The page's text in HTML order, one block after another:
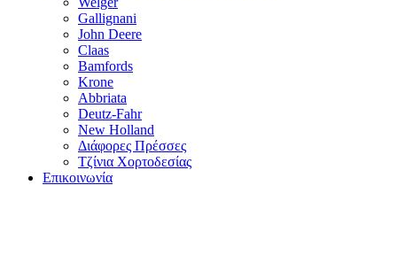
Gallignani
John Deere
Claas
Bamfords
Krone
Abbriata
Deutz-Fahr
New Holland
Διάφορες Πρέσσες
Τζίνια Χορτοδεσίας
Επικοινωνία